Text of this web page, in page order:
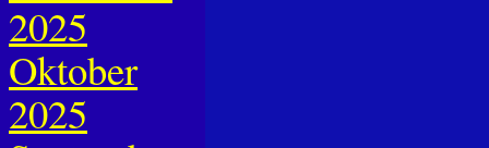
2025
Oktober
2025